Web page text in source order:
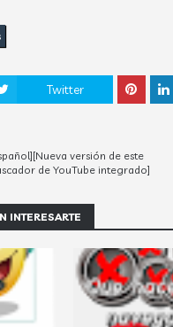
Twitter
versión de este
de YouTube integrado]
INTERESARTE